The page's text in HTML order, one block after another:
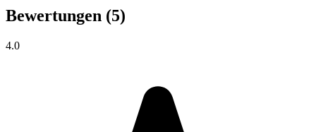
Bewertungen (5)
4.0